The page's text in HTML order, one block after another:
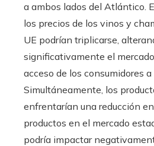
a ambos lados del Atlántico.
los precios de los vinos y
UE podrían triplicarse,
significativamente el
acceso de los consumidores
Simultáneamente, los
enfrentarían una reducción
productos en el mercado
podría impactar